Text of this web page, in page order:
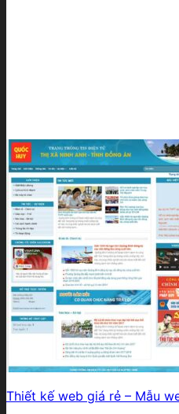
Thiết kế web giá rẻ – Mẫu